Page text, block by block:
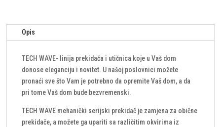
količina
Opis
TECH WAVE- linija prekidača i utičnica koje u Vaš dom
donose eleganciju i novitet. U našoj poslovnici možete
pronaći sve što Vam je potrebno da opremite Vaš dom, a da
pri tome Vaš dom bude bezvremenski.
TECH WAVE mehanički serijski prekidač je zamjena za obične
prekidače, a možete ga upariti sa različitim okvirima iz